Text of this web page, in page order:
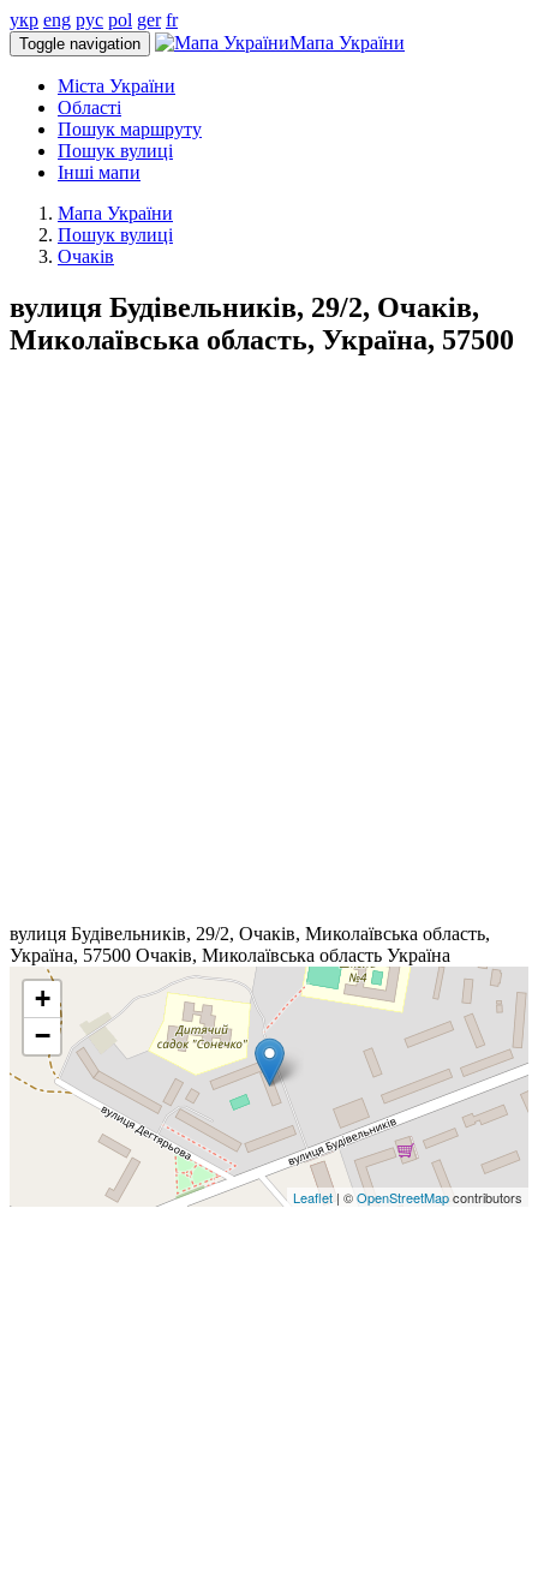
укр eng рус pol ger fr
Toggle navigation Мапа України
Міста України
Області
Пошук маршруту
Пошук вулиці
Інші мапи
Мапа України
Пошук вулиці
Очаків
вулиця Будівельників, 29/2, Очаків,
Миколаївська область, Україна, 57500
вулиця Будівельників, 29/2, Очаків, Миколаївська область,
Україна, 57500 Очаків, Миколаївська область Україна
+
−
Leaflet | ©OpenStreetMapcontributors